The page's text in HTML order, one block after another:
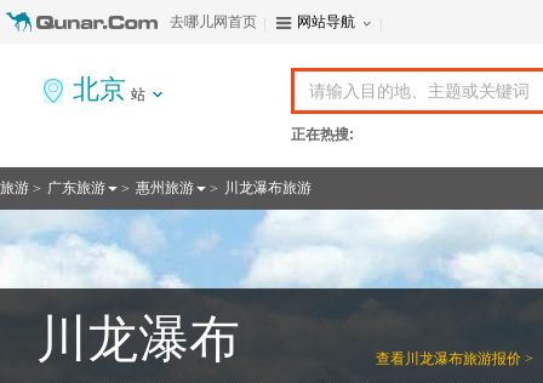
去哪儿网首页 网站导航
北京 站
正在热搜:
旅游 > 广东旅游 > 惠州旅游 > 川龙瀑布旅游
查看川龙瀑布旅游报价 >
川龙瀑布